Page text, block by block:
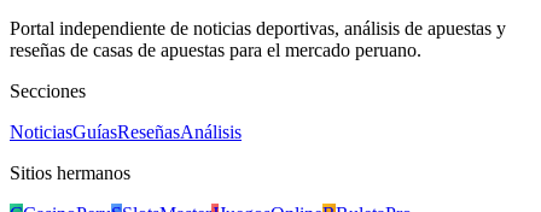
Portal independiente de noticias deportivas, análisis de apuestas y
reseñas de casas de apuestas para el mercado peruano.
Secciones
NoticiasGuíasReseñasAnálisis
Sitios hermanos